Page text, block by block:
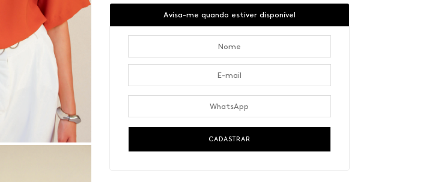
Avisa-me quando estiver disponível